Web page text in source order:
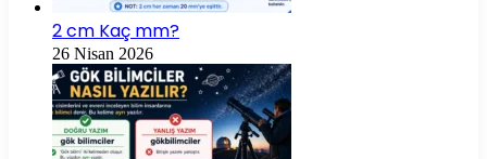
2 cm Kaç mm?
26 Nisan 2026